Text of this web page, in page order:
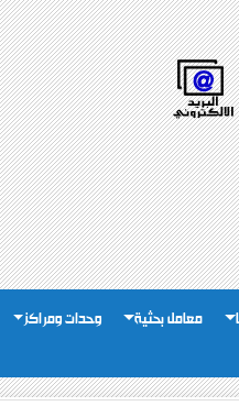
معامل بحثية وحدات ومراكز